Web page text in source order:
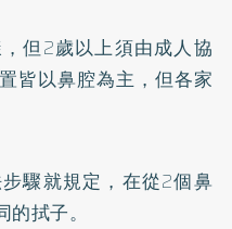
但2歲以上須由成人協
皆以鼻腔為主，但各家
驟就規定，在從2個鼻
拭子。